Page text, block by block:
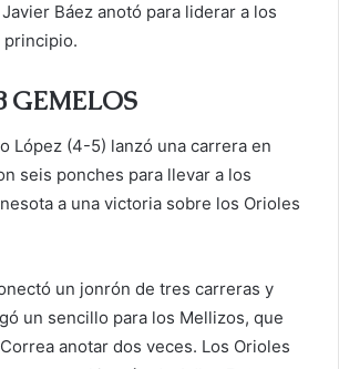
Báez anotó para liderar a los
GEMELOS
López (4-5) lanzó una carrera en
seis ponches para llevar a los
a una victoria sobre los Orioles
un jonrón de tres carreras y
un sencillo para los Mellizos, que
anotar dos veces. Los Orioles